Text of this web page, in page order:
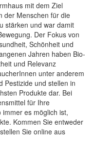
mit dem Ziel
der Menschen für die
stärken und war damit
Der Fokus von
Schönheit und
Jahren haben Bio-
und Relevanz
unter anderem
Pestizide und stellen in
Produkte dar. Bei
für Ihre
es möglich ist,
Kommen Sie entweder
Sie online aus